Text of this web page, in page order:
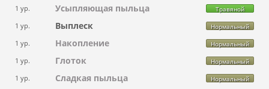
1 ур. Усыпляющая пыльца Травяной
1 ур. Выплеск Нормальный
1 ур. Накопление Нормальный
1 ур. Глоток Нормальный
1 ур. Сладкая пыльца Нормальный